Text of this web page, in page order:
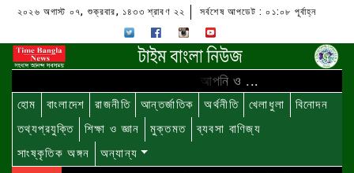
২০২৬ অগাস্ট ০৭, শুক্রবার, ১৪৩৩ শ্রাবণ ২২ সর্বশেষ আপডেট : ০১:০৮ পূর্বাহ্ন
আমাদের সাথে থাকুন আপনি ও ...
হোম বাংলাদেশ রাজনীতি আন্তর্জাতিক অর্থনীতি খেলাধুলা
বিনোদন
তথ্যপ্রযুক্তি
শিক্ষা ও জ্ঞান মুক্তমত
ব্যবসা বাণিজ্য
সাংষ্কৃতিক অঙ্গন
অন্যান্য